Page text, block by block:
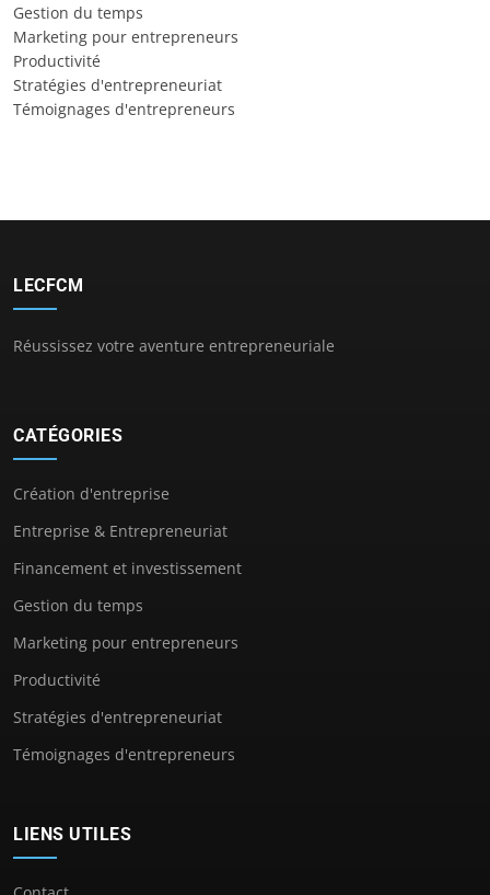
Gestion du temps
Marketing pour entrepreneurs
Productivité
Stratégies d'entrepreneuriat
Témoignages d'entrepreneurs
LECFCM
Réussissez votre aventure entrepreneuriale
CATÉGORIES
Création d'entreprise
Entreprise & Entrepreneuriat
Financement et investissement
Gestion du temps
Marketing pour entrepreneurs
Productivité
Stratégies d'entrepreneuriat
Témoignages d'entrepreneurs
LIENS UTILES